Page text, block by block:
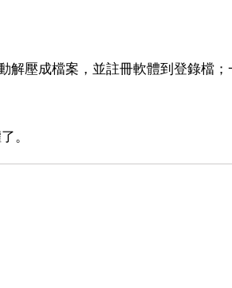
解壓成檔案，並註冊軟體到登錄檔；
。